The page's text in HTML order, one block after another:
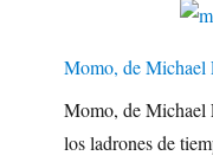
Momo, de Michael
Momo, de Michael
los ladrones de